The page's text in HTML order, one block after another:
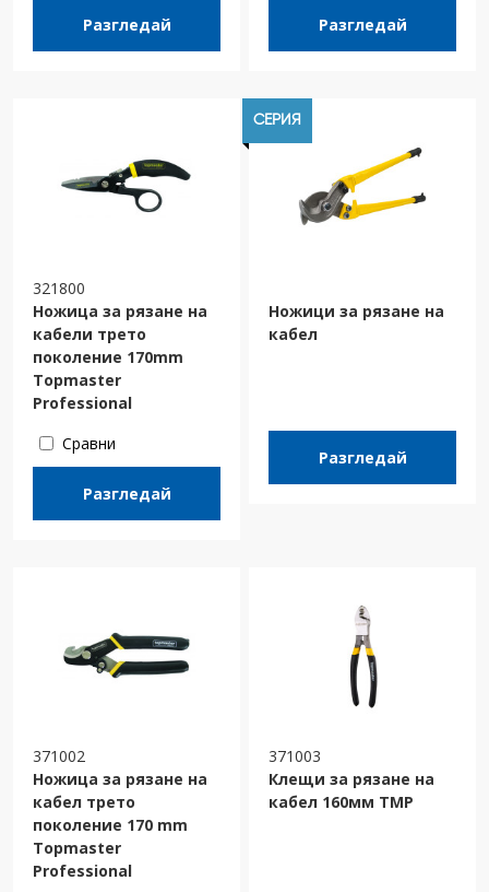
Разгледай Разгледай
321800
Ножица за рязане на
кабели трето
поколение 170mm
Topmaster
Professional
Сравни
Разгледай
СЕРИЯ
Ножици за рязане на
кабел
Разгледай
371002
Ножица за рязане на
кабел трето
поколение 170 mm
Topmaster
Professional
371003
Клещи за рязане на
кабел 160мм ТМР